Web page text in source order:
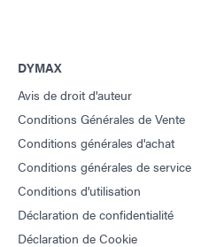
DYMAX
Avis de droit d'auteur
Conditions Générales de Vente
Conditions générales d'achat
Conditions générales de service
Conditions d'utilisation
Déclaration de confidentialité
Déclaration de Cookie